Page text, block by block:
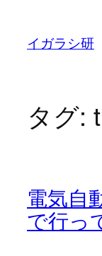
イガラシ研
タグ:
電気自
で行っ